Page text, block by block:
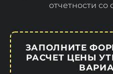
отчетности со
ЗАПОЛНИТЕ
РАСЧЕТ ЦЕНЫ